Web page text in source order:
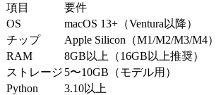
項目
要件
OS
macOS 13+（Ventura以降）
チップ
Apple Silicon（M1/M2/M3/M4）
RAM
8GB以上（16GB以上推奨）
ストレージ 5〜10GB（モデル用）
Python
3.10以上